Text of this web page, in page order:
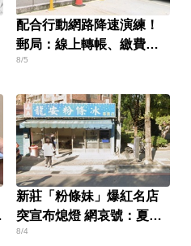
配合行動網路降速演練！
郵局：線上轉帳、繳費恐
受影響
8/5
新莊「粉條妹」爆紅名店
突宣布熄燈 網哀號：夏天
少一味
8/4